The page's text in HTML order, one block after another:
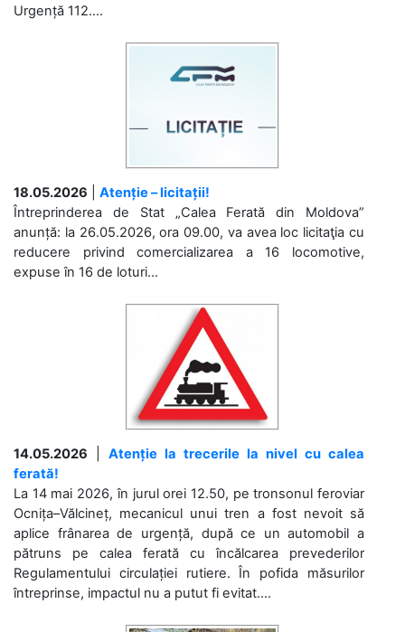
Urgență 112....
18.05.2026
Atenție – licitații!
Întreprinderea de Stat „Calea Ferată din Moldova”
anunță: la 26.05.2026, ora 09.00, va avea loc licitaţia cu
reducere privind comercializarea a 16 locomotive,
expuse în 16 de loturi...
14.05.2026
Atenție la trecerile la nivel cu calea
ferată!
La 14 mai 2026, în jurul orei 12.50, pe tronsonul feroviar
Ocnița–Vălcineț, mecanicul unui tren a fost nevoit să
aplice frânarea de urgență, după ce un automobil a
pătruns pe calea ferată cu încălcarea prevederilor
Regulamentului circulației rutiere. În pofida măsurilor
întreprinse, impactul nu a putut fi evitat....